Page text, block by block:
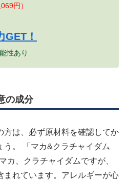
円）
GET！
性あり
の成分
方は、必ず原材料を確認してか
う。 「マカ&クラチャイダム
カ、クラチャイダムですが、
まれています。アレルギーが心